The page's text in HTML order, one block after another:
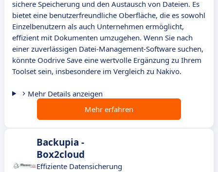
sichere Speicherung und den Austausch von Dateien. Es
bietet eine benutzerfreundliche Oberfläche, die es sowohl
Einzelbenutzern als auch Unternehmen ermöglicht,
effizient mit Dokumenten umzugehen. Wenn Sie nach
einer zuverlässigen Datei-Management-Software suchen,
könnte Oodrive Save eine wertvolle Ergänzung zu Ihrem
Toolset sein, insbesondere im Vergleich zu Nakivo.
Mehr Details anzeigen
Mehr erfahren
Backupia -
Box2cloud
Effiziente Datensicherung